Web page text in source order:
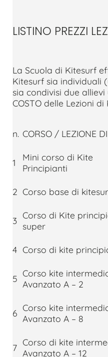
LISTINO PREZZI
La Scuola di Kitesurf
Kitesurf sia individuali
sia condivisi due
COSTO delle Lezioni di
n. CORSO / LEZIONE
1
Mini corso di Kite
Principianti
2 Corso base di
3 Corso di Kite
super
4 Corso di kite
5 Corso kite
Avanzato A – 2
6 Corso kite
Avanzato A – 8
7 Corso di kite
Avanzato A – 12